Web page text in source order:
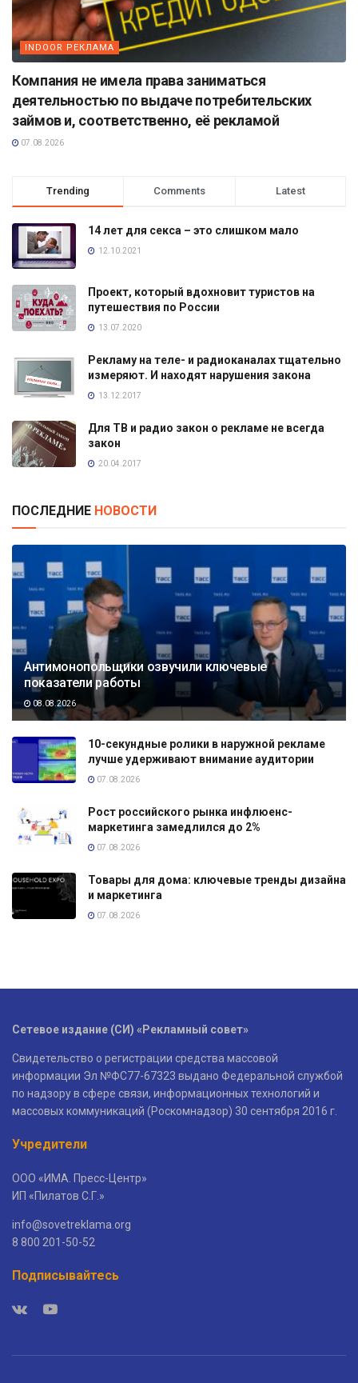
INDOOR РЕКЛАМА
Компания не имела права заниматься
деятельностью по выдаче потребительских
займов и, соответственно, её рекламой
07.08.2026
Trending Comments Latest
14 лет для секса – это слишком мало
12.10.2021
Проект, который вдохновит туристов на
путешествия по России
13.07.2020
Рекламу на теле- и радиоканалах тщательно
измеряют. И находят нарушения закона
13.12.2017
Для ТВ и радио закон о рекламе не всегда
закон
20.04.2017
ПОСЛЕДНИЕ НОВОСТИ
Антимонопольщики озвучили ключевые
показатели работы
08.08.2026
10-секундные ролики в наружной рекламе
лучше удерживают внимание аудитории
07.08.2026
Рост российского рынка инфлюенс-
маркетинга замедлился до 2%
07.08.2026
Товары для дома: ключевые тренды дизайна
и маркетинга
07.08.2026
Сетевое издание (СИ) «Рекламный совет»
Свидетельство о регистрации средства массовой
информации Эл №ФС77-67323 выдано Федеральной службой
по надзору в сфере связи, информационных технологий и
массовых коммуникаций (Роскомнадзор) 30 сентября 2016 г.
Учредители
ООО «ИМА. Пресс-Центр»
ИП «Пилатов С.Г.»
info@sovetreklama.org
8 800 201-50-52
Подписывайтесь